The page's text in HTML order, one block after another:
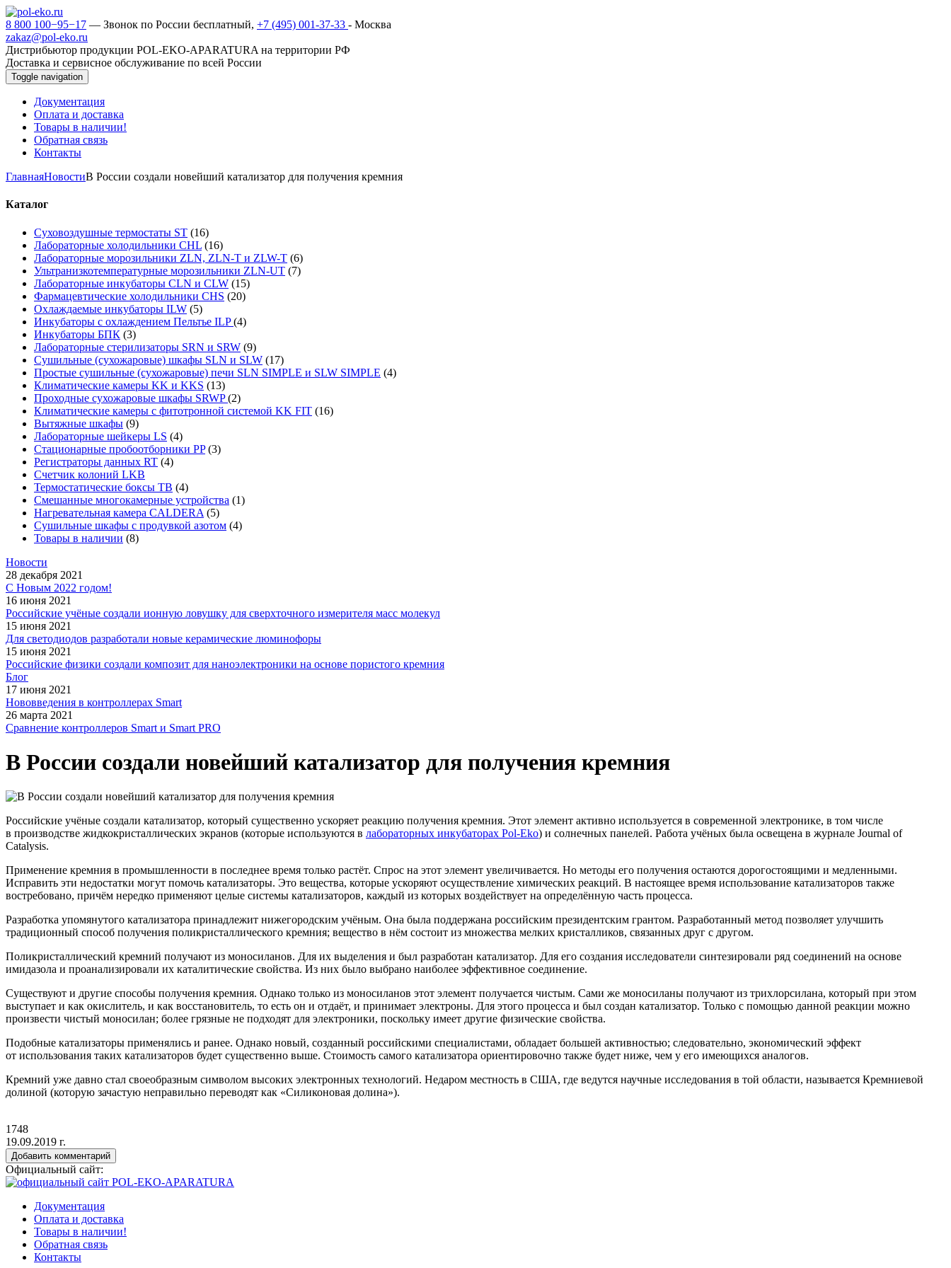
8 800 100−95−17 — Звонок по России бесплатный, +7 (495) 001-37-33 - Москва
zakaz@pol-eko.ru
Дистрибьютор продукции POL-EKO-APARATURA на территории РФ
Доставка и сервисное обслуживание по всей России
Toggle navigation
Документация
Оплата и доставка
Товары в наличии!
Обратная связь
Контакты
ГлавнаяНовостиВ России создали новейший катализатор для получения кремния
Каталог
Суховоздушные термостаты ST (16)
Лабораторные холодильники CHL (16)
Лабораторные морозильники ZLN, ZLN-T и ZLW-T (6)
Ультранизкотемпературные морозильники ZLN-UT (7)
Лабораторные инкубаторы CLN и CLW (15)
Фармацевтические холодильники CHS (20)
Охлаждаемые инкубаторы ILW (5)
Инкубаторы с охлаждением Пельтье ILP(4)
Инкубаторы БПК (3)
Лабораторные стерилизаторы SRN и SRW (9)
Сушильные (сухожаровые) шкафы SLN и SLW (17)
Простые сушильные (сухожаровые) печи SLN SIMPLE и SLW SIMPLE (4)
Климатические камеры KK и KKS (13)
Проходные сухожаровые шкафы SRWP(2)
Климатические камеры с фитотронной системой KK FIT (16)
Вытяжные шкафы (9)
Лабораторные шейкеры LS (4)
Стационарные пробоотборники PP (3)
Регистраторы данных RT (4)
Счетчик колоний LKB
Термостатические боксы TB (4)
Смешанные многокамерные устройства (1)
Нагревательная камера CALDERA (5)
Сушильные шкафы с продувкой азотом (4)
Товары в наличии (8)
Новости
28 декабря 2021
С Новым 2022 годом!
16 июня 2021
Российские учёные создали ионную ловушку для сверхточного измерителя масс молекул
15 июня 2021
Для светодиодов разработали новые керамические люминофоры
15 июня 2021
Российские физики создали композит для наноэлектроники на основе пористого кремния
Блог
17 июня 2021
Нововведения в контроллерах Smart
26 марта 2021
Сравнение контроллеров Smart и Smart PRO
В России создали новейший катализатор для получения кремния
Российские учёные создали катализатор, который существенно ускоряет реакцию получения кремния. Этот элемент активно используется в современной электронике, в том числе
в производстве жидкокристаллических экранов (которые используются в лабораторных инкубаторах Pol-Eko) и солнечных панелей. Работа учёных была освещена в журнале Journal of
Catalysis.
Применение кремния в промышленности в последнее время только растёт. Спрос на этот элемент увеличивается. Но методы его получения остаются дорогостоящими и медленными.
Исправить эти недостатки могут помочь катализаторы. Это вещества, которые ускоряют осуществление химических реакций. В настоящее время использование катализаторов также
востребовано, причём нередко применяют целые системы катализаторов, каждый из которых воздействует на определённую часть процесса.
Разработка упомянутого катализатора принадлежит нижегородским учёным. Она была поддержана российским президентским грантом. Разработанный метод позволяет улучшить
традиционный способ получения поликристаллического кремния; вещество в нём состоит из множества мелких кристалликов, связанных друг с другом.
Поликристаллический кремний получают из моносиланов. Для их выделения и был разработан катализатор. Для его создания исследователи синтезировали ряд соединений на основе
имидазола и проанализировали их каталитические свойства. Из них было выбрано наиболее эффективное соединение.
Существуют и другие способы получения кремния. Однако только из моносиланов этот элемент получается чистым. Сами же моносиланы получают из трихлорсилана, который при этом
выступает и как окислитель, и как восстановитель, то есть он и отдаёт, и принимает электроны. Для этого процесса и был создан катализатор. Только с помощью данной реакции можно
произвести чистый моносилан; более грязные не подходят для электроники, поскольку имеет другие физические свойства.
Подобные катализаторы применялись и ранее. Однако новый, созданный российскими специалистами, обладает большей активностью; следовательно, экономический эффект
от использования таких катализаторов будет существенно выше. Стоимость самого катализатора ориентировочно также будет ниже, чем у его имеющихся аналогов.
Кремний уже давно стал своеобразным символом высоких электронных технологий. Недаром местность в США, где ведутся научные исследования в той области, называется Кремниевой
долиной (которую зачастую неправильно переводят как «Силиконовая долина»).
1748
19.09.2019 г.
Добавить комментарий
Официальный сайт:
Документация
Оплата и доставка
Товары в наличии!
Обратная связь
Контакты